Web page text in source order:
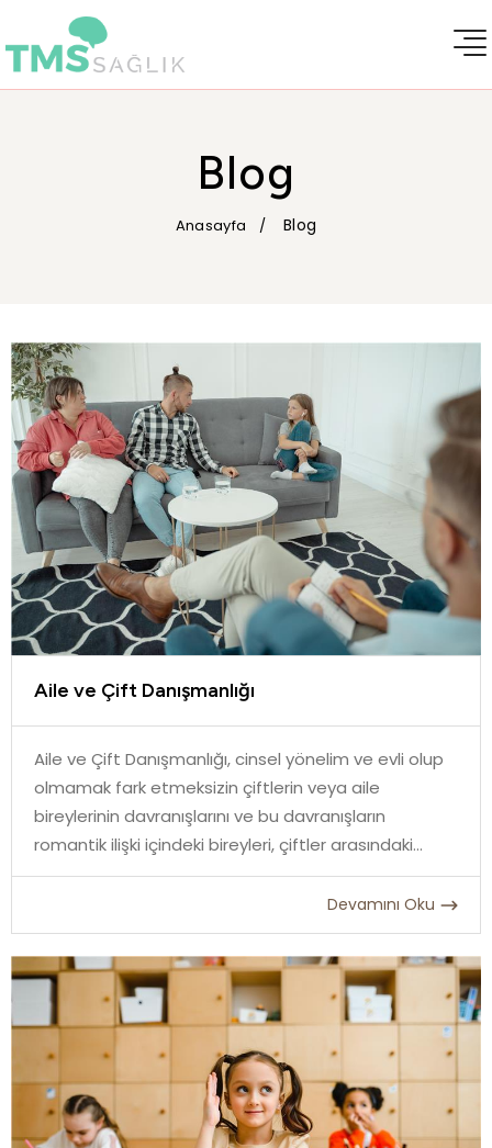
Blog
Anasayfa Blog
Aile ve Çift Danışmanlığı
Aile ve Çift Danışmanlığı, cinsel yönelim ve evli olup
olmamak fark etmeksizin çiftlerin veya aile
bireylerinin davranışlarını ve bu davranışların
romantik ilişki içindeki bireyleri, çiftler arasındaki
ilişkiyi, ailedeki bireyleri, aile içi ilişkileri ve tüm aile
birimini etkileyişini inceleyen ve bu etkilerin sebep
olduğu sorunları çözmeyi hedefleyen bir psikoterapi
türüdür.
Devamını Oku